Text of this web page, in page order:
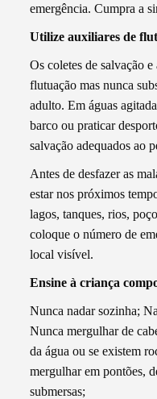
emergência. Cumpra a
Utilize auxiliares de
Os coletes de salvação
flutuação mas nunca
adulto. Em águas
barco ou praticar
salvação adequados ao
Antes de desfazer as
estar nos próximos
lagos, tanques, rios,
coloque o número de
local visível.
Ensine à criança
Nunca nadar sozinha;
Nunca mergulhar de
da água ou se existem
mergulhar em pontões,
submersas;